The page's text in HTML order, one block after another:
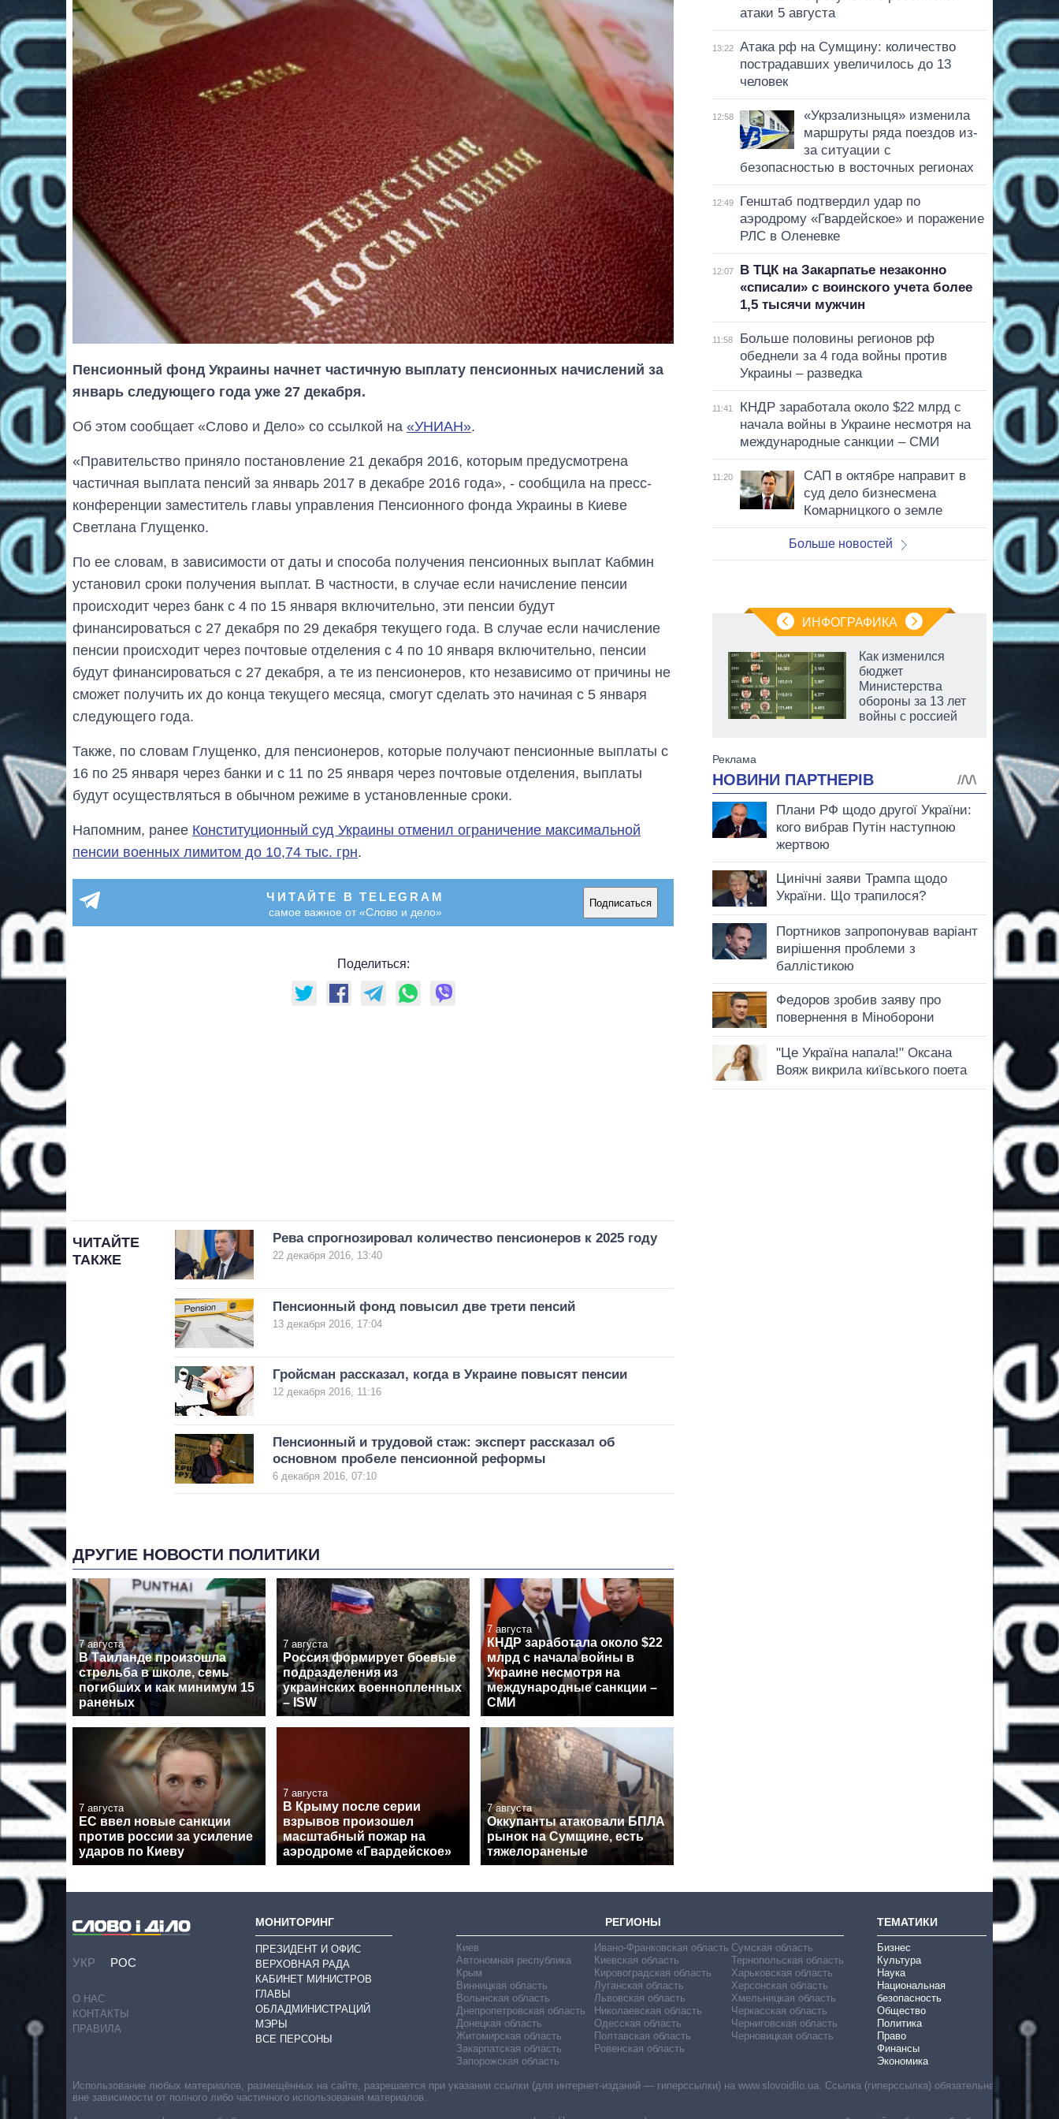
Пенсионный фонд Украины начнет частичную выплату пенсионных начислений за
январь следующего года уже 27 декабря.
Об этом сообщает «Слово и Дело» со ссылкой на «УНИАН».
«Правительство приняло постановление 21 декабря 2016, которым предусмотрена
частичная выплата пенсий за январь 2017 в декабре 2016 года», - сообщила на пресс-
конференции заместитель главы управления Пенсионного фонда Украины в Киеве
Светлана Глущенко.
По ее словам, в зависимости от даты и способа получения пенсионных выплат Кабмин
установил сроки получения выплат. В частности, в случае если начисление пенсии
происходит через банк с 4 по 15 января включительно, эти пенсии будут
финансироваться с 27 декабря по 29 декабря текущего года. В случае если начисление
пенсии происходит через почтовые отделения с 4 по 10 января включительно, пенсии
будут финансироваться с 27 декабря, а те из пенсионеров, кто независимо от причины не
сможет получить их до конца текущего месяца, смогут сделать это начиная с 5 января
следующего года.
Также, по словам Глущенко, для пенсионеров, которые получают пенсионные выплаты с
16 по 25 января через банки и с 11 по 25 января через почтовые отделения, выплаты
будут осуществляться в обычном режиме в установленные сроки.
Напомним, ранее Конституционный суд Украины отменил ограничение максимальной
пенсии военных лимитом до 10,74 тыс. грн.
ЧИТАЙТЕ В TELEGRAM
самое важное от «Слово и дело»
Подписаться
Поделиться:
ЧИТАЙТЕ
ТАКЖЕ
Рева спрогнозировал количество пенсионеров к 2025 году
22 декабря 2016, 13:40
Пенсионный фонд повысил две трети пенсий
13 декабря 2016, 17:04
Гройсман рассказал, когда в Украине повысят пенсии
12 декабря 2016, 11:16
Пенсионный и трудовой стаж: эксперт рассказал об
основном пробеле пенсионной реформы
6 декабря 2016, 07:10
ДРУГИЕ НОВОСТИ ПОЛИТИКИ
7 августа
В Таиланде произошла
стрельба в школе, семь
погибших и как минимум 15
раненых
7 августа
Россия формирует боевые
подразделения из
украинских военнопленных
– ISW
7 августа
КНДР заработала около $22
млрд с начала войны в
Украине несмотря на
международные санкции –
СМИ
7 августа
ЕС ввел новые санкции
против россии за усиление
ударов по Киеву
7 августа
В Крыму после серии
взрывов произошел
масштабный пожар на
аэродроме «Гвардейское»
7 августа
Оккупанты атаковали БПЛА
рынок на Сумщине, есть
тяжелораненые
атаки 5 августа
13:22
Атака рф на Сумщину: количество
пострадавших увеличилось до 13
человек
12:58
«Укрзализныця» изменила
маршруты ряда поездов из-
за ситуации с
безопасностью в восточных регионах
12:49
Генштаб подтвердил удар по
аэродрому «Гвардейское» и поражение
РЛС в Оленевке
12:07
В ТЦК на Закарпатье незаконно
«списали» с воинского учета более
1,5 тысячи мужчин
11:58
Больше половины регионов рф
обеднели за 4 года войны против
Украины – разведка
11:41
КНДР заработала около $22 млрд с
начала войны в Украине несмотря на
международные санкции – СМИ
11:20
САП в октябре направит в
суд дело бизнесмена
Комарницкого о земле
Больше новостей
ИНФОГРАФИКА
Как за 10 лет
изменилось
поступающих в
аспирантуру
Как изменился
бюджет
Министерства
обороны за 13 лет
войны с россией
УКР РОС
О НАС
КОНТАКТЫ
ПРАВИЛА
МОНИТОРИНГ
ПРЕЗИДЕНТ И ОФИС
ВЕРХОВНАЯ РАДА
КАБИНЕТ МИНИСТРОВ
ГЛАВЫ
ОБЛАДМИНИСТРАЦИЙ
МЭРЫ
ВСЕ ПЕРСОНЫ
РЕГИОНЫ
Киев
Автономная республика
Крым
Винницкая область
Волынская область
Днепропетровская область
Донецкая область
Житомирская область
Закарпатская область
Запорожская область
Ивано-Франковская область
Киевская область
Кировоградская область
Луганская область
Львовская область
Николаевская область
Одесская область
Полтавская область
Ровенская область
Сумская область
Тернопольская область
Харьковская область
Херсонская область
Хмельницкая область
Черкасская область
Черниговская область
Черновицкая область
ТЕМАТИКИ
Бизнес
Культура
Наука
Национальная
безопасность
Общество
Политика
Право
Финансы
Экономика
Использование любых материалов, размещённых на сайте, разрешается при указании ссылки (для интернет-изданий — гиперссылки) на www.slovoidilo.ua. Ссылка (гиперссылка) обязательна
вне зависимости от полного либо частичного использования материалов.